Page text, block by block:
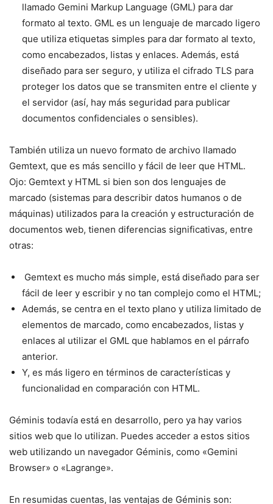
llamado Gemini Markup Language (GML) para dar
formato al texto. GML es un lenguaje de marcado ligero
que utiliza etiquetas simples para dar formato al texto,
como encabezados, listas y enlaces. Además, está
diseñado para ser seguro, y utiliza el cifrado TLS para
proteger los datos que se transmiten entre el cliente y
el servidor (así, hay más seguridad para publicar
documentos confidenciales o sensibles).
También utiliza un nuevo formato de archivo llamado
Gemtext, que es más sencillo y fácil de leer que HTML.
Ojo: Gemtext y HTML si bien son dos lenguajes de
marcado (sistemas para describir datos humanos o de
máquinas) utilizados para la creación y estructuración de
documentos web, tienen diferencias significativas, entre
otras:
Gemtext es mucho más simple, está diseñado para ser
fácil de leer y escribir y no tan complejo como el HTML;
Además, se centra en el texto plano y utiliza limitado de
elementos de marcado, como encabezados, listas y
enlaces al utilizar el GML que hablamos en el párrafo
anterior.
Y, es más ligero en términos de características y
funcionalidad en comparación con HTML.
Géminis todavía está en desarrollo, pero ya hay varios
sitios web que lo utilizan. Puedes acceder a estos sitios
web utilizando un navegador Géminis, como «Gemini
Browser» o «Lagrange».
En resumidas cuentas, las ventajas de Géminis son: